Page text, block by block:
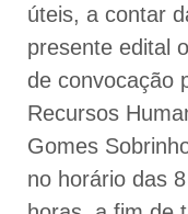
úteis, a contar
presente edital
de convocação
Recursos
Gomes
no horário das